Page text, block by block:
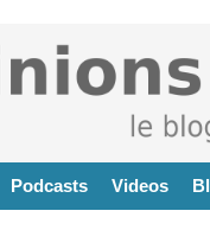
Podcasts Videos